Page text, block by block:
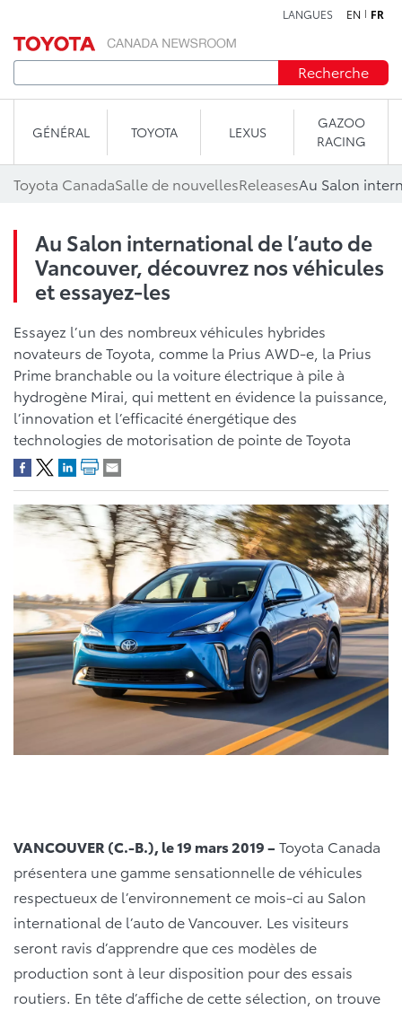
LANGUES EN FR
Recherche
GÉNÉRAL TOYOTA LEXUS
GAZOO
RACING
Toyota CanadaSalle de nouvellesReleases
Au Salon international de l’auto de
Vancouver, découvrez nos véhicules
et essayez-les
Essayez l’un des nombreux véhicules hybrides
novateurs de Toyota, comme la Prius AWD-e, la Prius
Prime branchable ou la voiture électrique à pile à
hydrogène Mirai, qui mettent en évidence la puissance,
l’innovation et l’efficacité énergétique des
technologies de motorisation de pointe de Toyota
VANCOUVER (C.-B.), le 19 mars 2019 – Toyota Canada
présentera une gamme sensationnelle de véhicules
respectueux de l’environnement ce mois-ci au Salon
international de l’auto de Vancouver. Les visiteurs
seront ravis d’apprendre que ces modèles de
production sont à leur disposition pour des essais
routiers. En tête d’affiche de cette sélection, on trouve